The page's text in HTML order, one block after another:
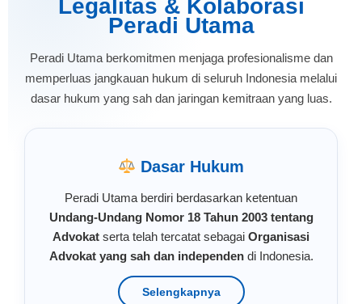
Legalitas & Kolaborasi
Peradi Utama
Peradi Utama berkomitmen menjaga profesionalisme dan
memperluas jangkauan hukum di seluruh Indonesia melalui
dasar hukum yang sah dan jaringan kemitraan yang luas.
Dasar Hukum
Peradi Utama berdiri berdasarkan ketentuan
Undang-Undang Nomor 18 Tahun 2003 tentang
Advokat serta telah tercatat sebagai Organisasi
Advokat yang sah dan independendi Indonesia.
Selengkapnya